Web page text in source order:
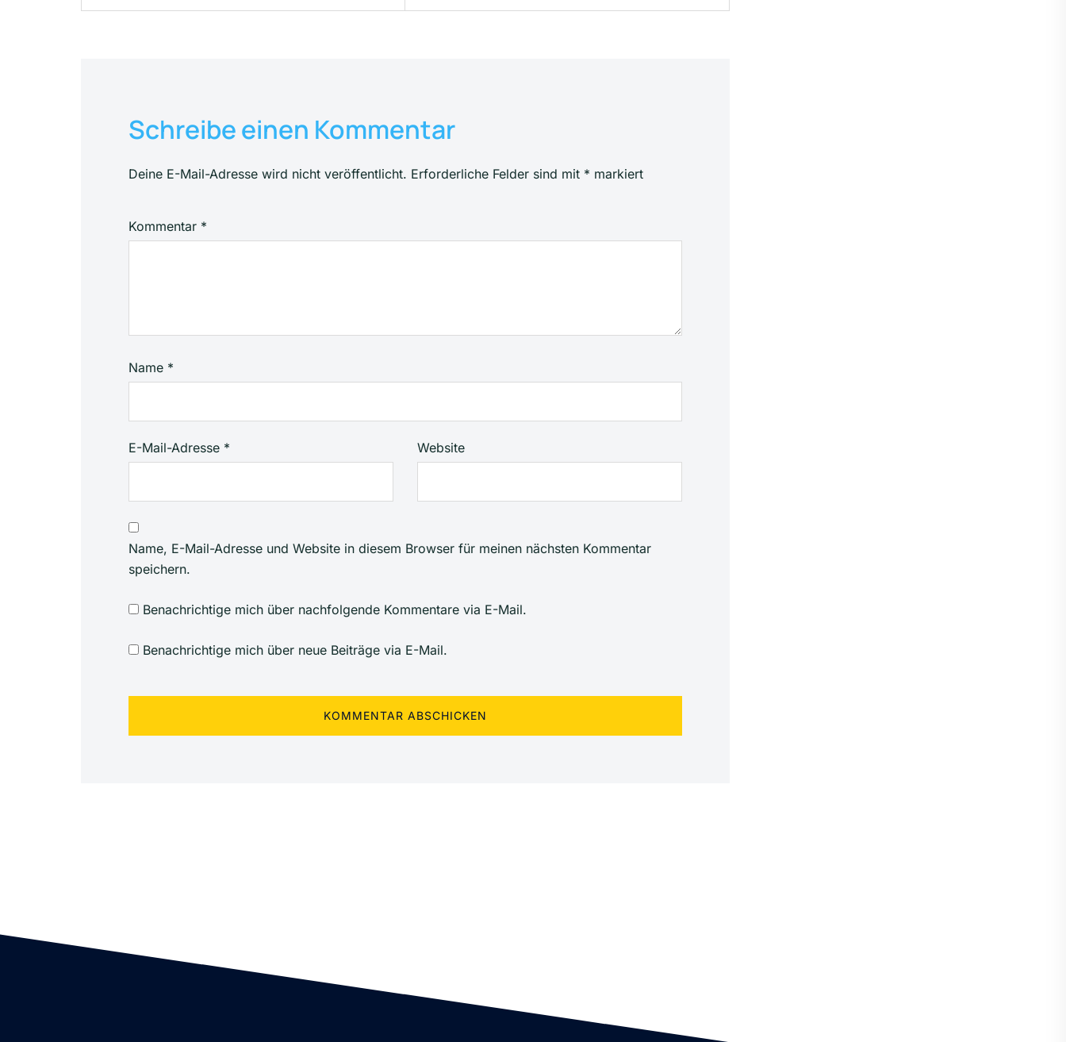
Schreibe einen Kommentar
Deine E-Mail-Adresse wird nicht veröffentlicht. Erforderliche Felder sind mit * markiert
Kommentar *
Name *
E-Mail-Adresse * Website
Name, E-Mail-Adresse und Website in diesem Browser für meinen nächsten Kommentar
speichern.
Benachrichtige mich über nachfolgende Kommentare via E-Mail.
Benachrichtige mich über neue Beiträge via E-Mail.